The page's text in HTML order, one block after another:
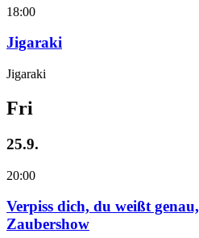
18:00
Jigaraki
Jigaraki
Fri
25.9.
20:00
Verpiss dich, du weißt
Zaubershow